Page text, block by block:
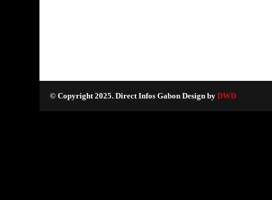
© Copyright 2025. Direct Infos Gabon Design by DWD